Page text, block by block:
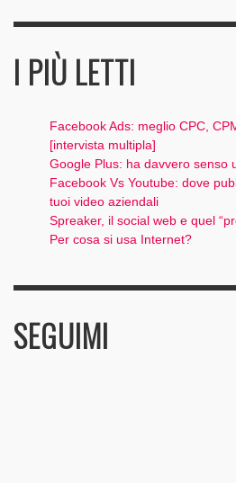
I PIÙ LETTI
Facebook Ads: meglio CPC,
[intervista multipla]
Google Plus: ha davvero senso
Facebook Vs Youtube: dove
tuoi video aziendali
Spreaker, il social web e quel
Per cosa si usa Internet?
SEGUIMI